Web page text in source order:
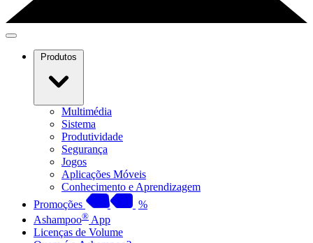
Produtos
Multimédia
Sistema
Produtividade
Segurança
Jogos
Aplicações Móveis
Conhecimento e Aprendizagem
Promoções
%
Ashampoo® App
Licenças de Volume